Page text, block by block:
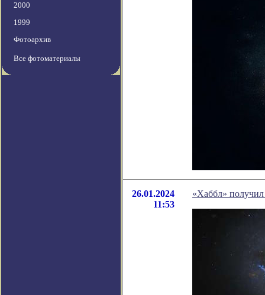
2000
1999
Фотоархив
Все фотоматериалы
26.01.2024
11:53
«Хаббл»